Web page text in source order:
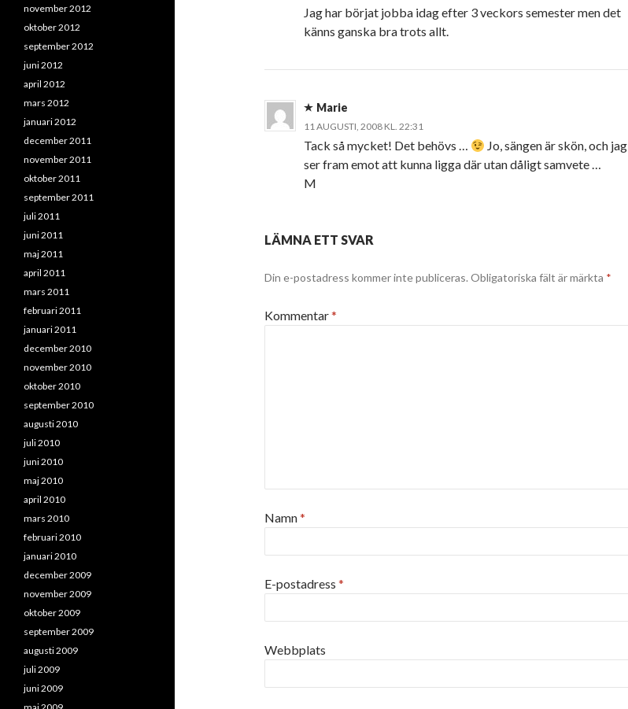
Jag har börjat jobba idag efter 3 veckors semester men det
känns ganska bra trots allt.
Marie
11 AUGUSTI, 2008 KL. 22:31
Tack så mycket! Det behövs …
Jo, sängen är skön, och jag
ser fram emot att kunna ligga där utan dåligt samvete …
M
LÄMNA ETT SVAR
Din e-postadress kommer inte publiceras. Obligatoriska fält är märkta *
Kommentar*
Namn*
E-postadress *
Webbplats
november 2012
oktober 2012
september 2012
juni 2012
april 2012
mars 2012
januari 2012
december 2011
november 2011
oktober 2011
september 2011
juli 2011
juni 2011
maj 2011
april 2011
mars 2011
februari 2011
januari 2011
december 2010
november 2010
oktober 2010
september 2010
augusti 2010
juli 2010
juni 2010
maj 2010
april 2010
mars 2010
februari 2010
januari 2010
december 2009
november 2009
oktober 2009
september 2009
augusti 2009
juli 2009
juni 2009